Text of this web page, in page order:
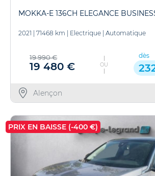
MOKKA-E 136CH ELEGANCE
2021 | 71468 km | Electrique | Automatique
19 990 €
19 480 € OU
dès
Alençon
PRIX EN BAISSE (-400 €)